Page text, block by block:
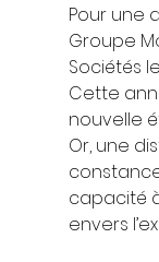
Pour une
Groupe
Sociétés
Cette
nouvelle
Or, une
capacité
envers